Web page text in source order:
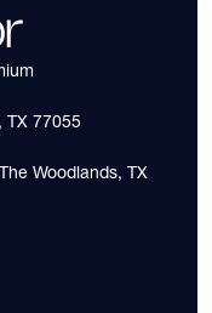
TX 77055
Woodlands, TX